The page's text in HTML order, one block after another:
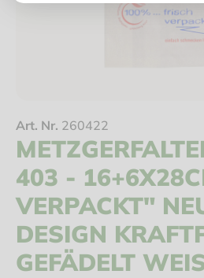
Art. Nr. 260422
403 -
VERPACKT"
DESIGN
GEFÄDELT